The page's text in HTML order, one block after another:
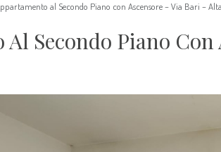
al Secondo Piano con Ascensore – Via Bari –
Secondo Piano